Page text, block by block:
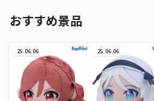
おすすめ景品
25.06.06 25.06.06